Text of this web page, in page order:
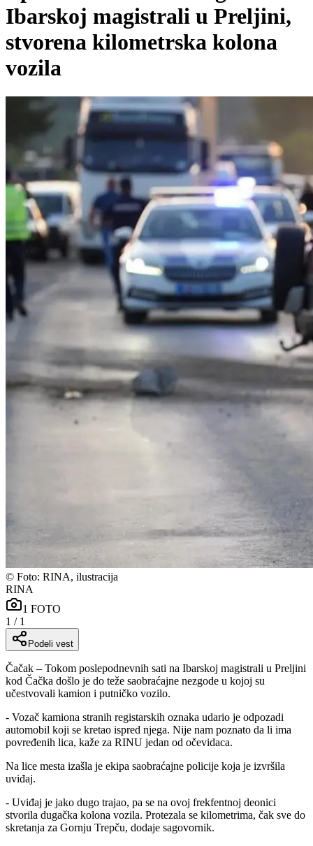
Ibarskoj magistrali u Preljini,
stvorena kilometrska kolona
vozila
© Foto: RINA, ilustracija
RINA
1 FOTO
1 / 1
Podeli vest
Čačak – Tokom poslepodnevnih sati na Ibarskoj magistrali u Preljini
kod Čačka došlo je do teže saobraćajne nezgode u kojoj su
učestvovali kamion i putničko vozilo.
- Vozač kamiona stranih registarskih oznaka udario je odpozadi
automobil koji se kretao ispred njega. Nije nam poznato da li ima
povređenih lica, kaže za RINU jedan od očevidaca.
Na lice mesta izašla je ekipa saobraćajne policije koja je izvršila
uviđaj.
- Uviđaj je jako dugo trajao, pa se na ovoj frekfentnoj deonici
stvorila dugačka kolona vozila. Protezala se kilometrima, čak sve do
skretanja za Gornju Trepču, dodaje sagovornik.